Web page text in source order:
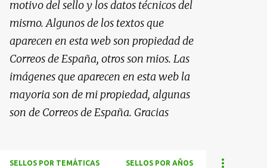
motivo del sello y los datos técnicos del
mismo. Algunos de los textos que
aparecen en esta web son propiedad de
Correos de España, otros son mios. Las
imágenes que aparecen en esta web la
mayoria son de mi propiedad, algunas
son de Correos de España. Gracias
SELLOS POR TEMÁTICAS SELLOS POR AÑOS